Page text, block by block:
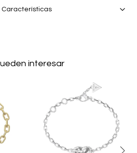
Características
interesar